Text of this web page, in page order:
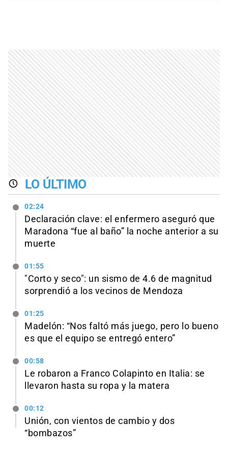
LO ÚLTIMO
02:24
Declaración clave: el enfermero aseguró que
Maradona “fue al baño” la noche anterior a su
muerte
01:55
"Corto y seco": un sismo de 4.6 de magnitud
sorprendió a los vecinos de Mendoza
01:25
Madelón: “Nos faltó más juego, pero lo bueno
es que el equipo se entregó entero”
00:58
Le robaron a Franco Colapinto en Italia: se
llevaron hasta su ropa y la matera
00:12
Unión, con vientos de cambio y dos
“bombazos”